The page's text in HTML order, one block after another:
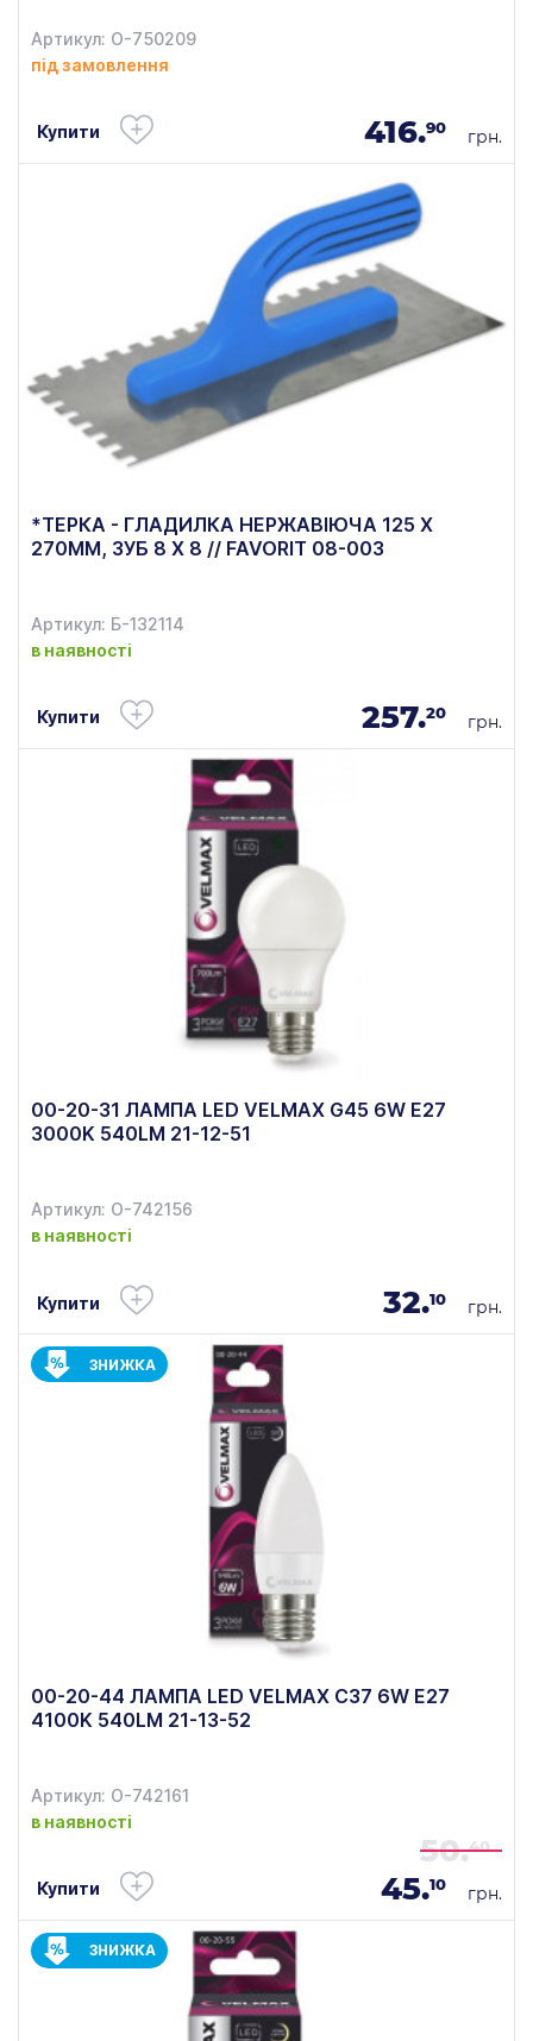
Артикул: О-750209
під замовлення
Купити 416.90 грн.
*ТЕРКА - ГЛАДИЛКА НЕРЖАВІЮЧА 125 Х
270ММ, ЗУБ 8 Х 8 // FAVORIT 08-003
Артикул: Б-132114
в наявності
Купити 257.20 грн.
00-20-31 ЛАМПА LED VELMAX G45 6W E27
3000K 540LM 21-12-51
Артикул: О-742156
в наявності
Купити 32.10 грн.
ЗНИЖКА
00-20-44 ЛАМПА LED VELMAX С37 6W E27
4100K 540LM 21-13-52
Артикул: О-742161
в наявності
50.40
Купити 45.10 грн.
ЗНИЖКА